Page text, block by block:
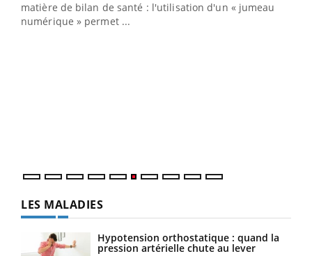
matière de bilan de santé : l'utilisation d'un « jumeau
numérique » permet ...
LES MALADIES
Hypotension orthostatique : quand la
pression artérielle chute au lever